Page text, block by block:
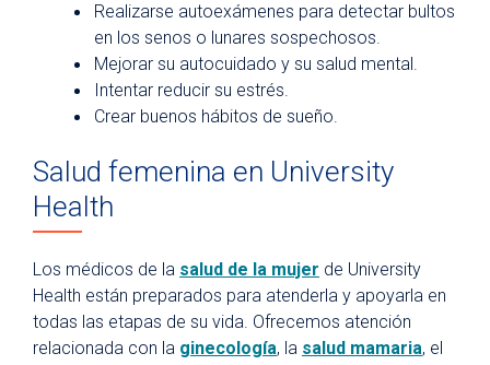
Realizarse autoexámenes para detectar bultos
en los senos o lunares sospechosos.
Mejorar su autocuidado y su salud mental.
Intentar reducir su estrés.
Crear buenos hábitos de sueño.
Salud femenina en University
Health
Los médicos de la salud de la mujer de University
Health están preparados para atenderla y apoyarla en
todas las etapas de su vida. Ofrecemos atención
relacionada con la ginecología, la salud mamaria, el